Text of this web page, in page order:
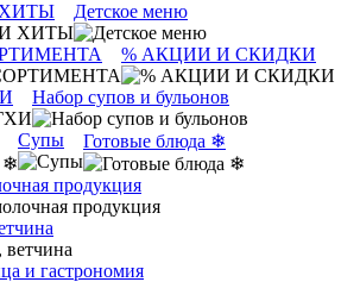
Детское меню
% АКЦИИ И СКИДКИ
Набор супов и бульонов
Супы Готовые блюда ❄
продукция
и гастрономия